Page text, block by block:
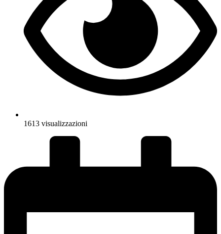
1613 visualizzazioni